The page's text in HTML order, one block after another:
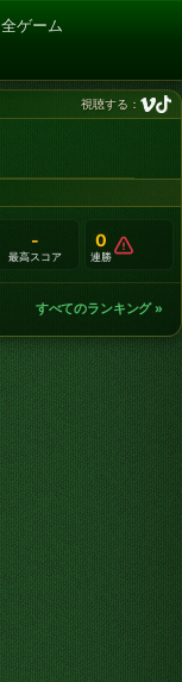
全ゲーム
視聴する：
-
最高スコア
0
連勝
すべてのランキング »